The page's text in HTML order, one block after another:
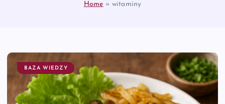
Home » witaminy
BAZA WIEDZY